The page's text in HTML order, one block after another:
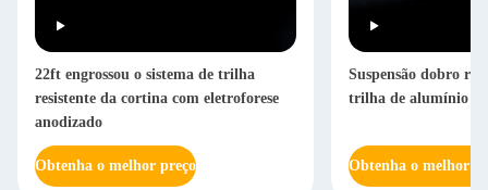
22ft engrossou o sistema de trilha
resistente da cortina com eletroforese
anodizado
Obtenha o melhor preço
Suspensão dobro
trilha de alumínio
Obtenha o melhor